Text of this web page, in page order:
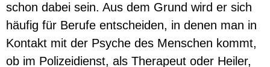
schon dabei sein. Aus dem Grund wird er sich
häufig für Berufe entscheiden, in denen man in
Kontakt mit der Psyche des Menschen kommt,
ob im Polizeidienst, als Therapeut oder Heiler,